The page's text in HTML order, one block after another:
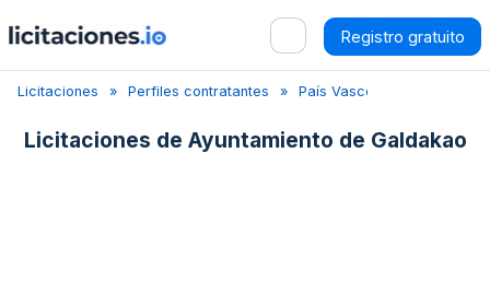
Registro gratuito
Licitaciones Perfiles contratantes País Vasco
Licitaciones de Ayuntamiento de Galdakao